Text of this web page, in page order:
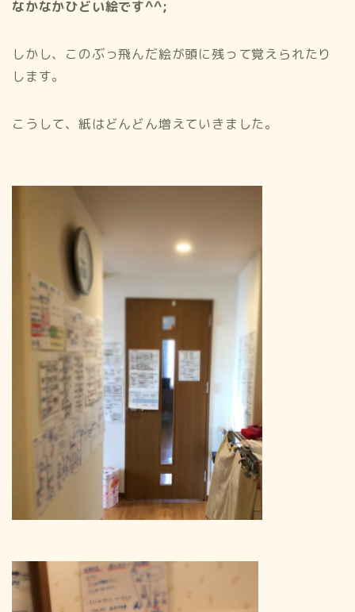
なかなかひどい絵です^^;
しかし、このぶっ飛んだ絵が頭に残って覚えられたり
します。
こうして、紙はどんどん増えていきました。